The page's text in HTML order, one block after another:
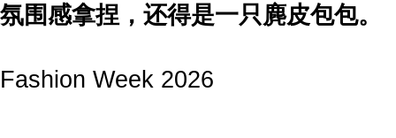
氛围感拿捏，还得是一只麂皮包包。
Fashion Week 2026